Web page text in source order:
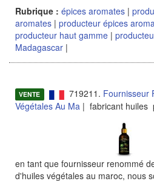
Rubrique : épices aromates |
aromates | producteur épices
producteur haut gamme |
Madagascar |
VENTE 719211. Fournisseur
Végétales Au Ma | fabricant huiles
en tant que fournisseur renommé
d'huiles végétales au maroc, nous